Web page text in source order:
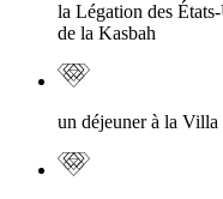
la Légation des
de la Kasbah
un déjeuner à la Villa